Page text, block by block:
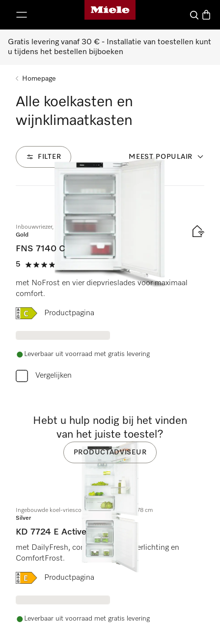
Miele homepage
Wat zoek
Gratis levering vanaf 30 € - Installatie van toestellen kunt
u tijdens het bestellen bijboeken
Homepage
Alle koelkasten en
wijnklimaatkasten
FILTER MEEST POPULAIR
Producten
Inbouwvriezer, nishoogte 88 cm
Gold
FNS 7140 C
5
5 sterren van de 5
met NoFrost en vier diepvrieslades voor maximaal
comfort.
Online Label Flag, Energielabel
Productpagina
Leverbaar uit voorraad met gratis levering
Vergelijken
Ingebouwde koel-vriescombinatie, nishoogte 178 cm
Silver
KD 7724 E Active
met DailyFresh, comfortabele led-verlichting en
ComfortFrost.
Online Label Flag, Energielabel
Productpagina
Leverbaar uit voorraad met gratis levering
Hebt u hulp nodig bij het vinden
van het juiste toestel?
PRODUCTADVISEUR